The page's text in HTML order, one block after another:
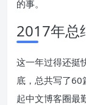
的事。
2017年总
这一年过得还挺
底，总共写了
起中文博客圈最